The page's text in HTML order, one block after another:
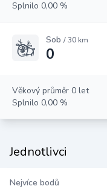
Splnilo 0,00 %
Sob / 30 km
0
Věkový průměr 0 let
Splnilo 0,00 %
Jednotlivci
Nejvíce bodů